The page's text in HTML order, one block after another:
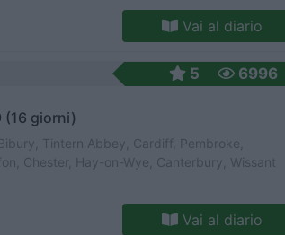
Vai al diario
5
6996
(16 giorni)
Tintern Abbey, Cardiff, Pembroke,
Chester, Hay-on-Wye, Canterbury, Wissant
Vai al diario